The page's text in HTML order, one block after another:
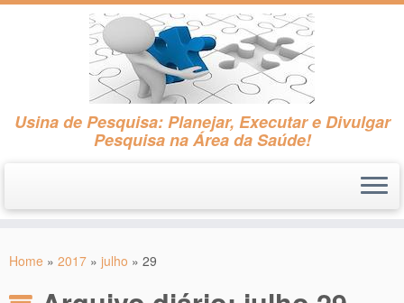
Usina de Pesquisa: Planejar, Executar e Divulgar
Pesquisa na Área da Saúde!
Home » 2017 » julho » 29